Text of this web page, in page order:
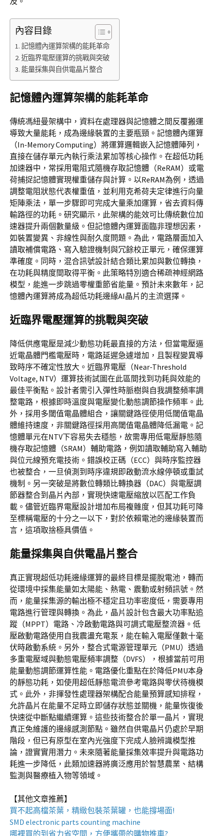
內容目錄
記憶體內運算架構的能耗革命
近臨界電壓運算的挑戰與突破
能量採集與自供電晶片整合
記憶體內運算架構的能耗革命
傳統馮紐曼架構中，資料在處理器與記憶體之間反覆搬運
導致大量能耗，成為邊緣裝置的主要瓶頸。記憶體內運算
（In-Memory Computing）將運算邏輯嵌入記憶體陣列，
直接在儲存單元內執行乘法累加等核心操作。在超低功耗
加速器中，常採用電阻式隨機存取記憶體（ReRAM）或電
荷捕捉記憶體實現權重儲存與計算。以ReRAM為例，透過
調整電阻狀態代表權重值，並利用克希荷夫定律進行向量
矩陣乘法，單一步驟即可完成大量乘加運算，省去資料傳
輸路徑的功耗。研究顯示，此架構的能效可比傳統數位加
速器提升兩個數量級。但記憶體內運算面臨非理想因素，
如裝置變異、非線性與耐久度問題。為此，電路層面加入
讀取補償電路、寫入驗證機制與冗餘校正單元，確保運算
準確度。同時，混合訊號設計結合類比累加與數位轉換，
在功耗與精度間取得平衡。此策略特別適合稀疏神經網路
模型，能進一步跳過零權重節省能量。預計未來數年，記
憶體內運算將成為超低功耗邊緣AI晶片的主流選擇。
近臨界電壓運算的挑戰與突破
降低供應電壓是減少動態功耗最直接的方法，但當電壓逼
近電晶體門檻電壓時，電路延遲急遽增加，且製程變異導
致時序不確定性放大。近臨界電壓（Near-Threshold
Voltage, NTV）運算技術試圖在此區間找到功耗與效能的
最佳平衡點。設計者需引入彈性時脈樹與自我調整頻率調
整電路，根據即時溫度與電壓變化動態調節操作頻率。此
外，採用多閾值電晶體組合，讓關鍵路徑使用低閾值電晶
體維持速度，非關鍵路徑採用高閾值電晶體降低漏電。記
憶體單元在NTV下容易失去穩態，故需專用低電壓靜態隨
機存取記憶體（SRAM）輔助電路，例如讀取輔助寫入輔助
與位元線預充電技術。錯誤校正碼（ECC）與時序監控器
也被整合，一旦偵測到時序違規即啟動流水線停頓或重試
機制。另一突破是將數位轉類比轉換器（DAC）與電壓調
節器整合到晶片內部，實現快速電壓縮放以匹配工作負
載。儘管近臨界電壓設計增加布局複雜度，但其功耗可降
至標稱電壓的十分之一以下，對於依賴電池的邊緣裝置而
言，這項取捨極具價值。
能量採集與自供電晶片整合
真正實現超低功耗邊緣運算的最終目標是擺脫電池，轉而
從環境中採集能量如太陽能、熱電、震動或射頻訊號。然
而，能量採集源的輸出極不穩定且功率密度低，需要專用
電路進行管理與轉換。為此，晶片設計包含最大功率點追
蹤（MPPT）電路、冷啟動電路與可調式電壓整流器。低
壓啟動電路使用自我震盪充電泵，能在輸入電壓僅數十毫
伏時啟動系統。另外，整合式電源管理單元（PMU）透過
多重電壓域與動態電壓頻率調整（DVFS），根據當前可用
能量動態調節運算性能。電路優化重點在於降低PMU本身
的靜態功耗，如使用超低靜態電流參考電路與零伏待機模
式。此外，非揮發性處理器架構配合能量預算感知排程，
允許晶片在能量不足時立即儲存狀態並關機，能量恢復後
快速從中斷點繼續運算。這些技術整合於單一晶片，實現
真正免維護的邊緣感測節點。雖然自供電晶片仍處於早期
階段，但已有原型在室內光強度下完成人臉辨識模型推
論，證實實用潛力。未來隨著能量採集效率提升與電路功
耗進一步降低，此類加速器將廣泛應用於智慧農業、結構
監測與醫療植入物等領域。
【其他文章推薦】
買不起高檔茶葉，精緻包裝茶葉罐 ，也能撐場面!
SMD electronic parts counting machine
哪裡買的到省力省空間，方便攜帶的購物推車?